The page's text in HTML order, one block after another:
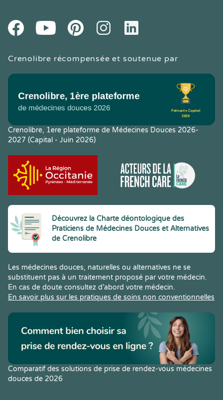
FacebookYoutube PinteresetInstagramLinkedIn
Crenolibre récompensée et soutenue par
Crenolibre, 1ere plateforme de Médecines Douces 2026-
2027 (Capital - Juin 2026)
Découvrez la Charte déontologique des
Praticiens de Médecines Douces et Alternatives
de Crenolibre
Les médecines douces, naturelles ou alternatives ne se
substituent pas à un traitement proposé par votre médecin.
En cas de doute consultez d’abord votre médecin.
En savoir plus sur les pratiques de soins non conventionnelles
Comparatif des solutions de prise de rendez-vous médecines
douces de 2026